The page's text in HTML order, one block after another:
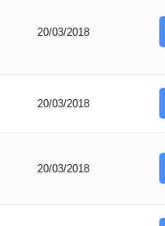
20/03/2018
20/03/2018
20/03/2018